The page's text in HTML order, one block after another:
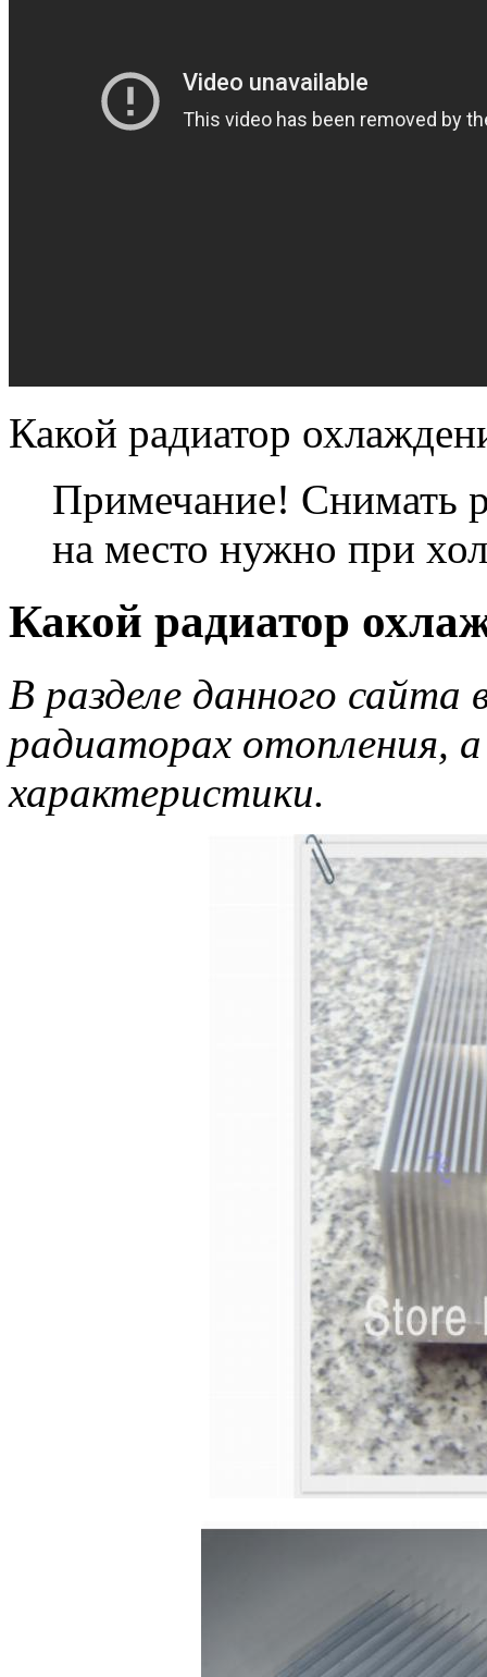
Какой радиатор
Примечание! Снимать
на место нужно при
Какой радиатор
В разделе данного
радиаторах отопления,
характеристики.